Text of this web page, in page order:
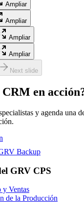
Ampliar
Ampliar
Ampliar
Ampliar
Next slide
en
y agenda una
Backup
GRV CPS
y Ventas
de la Producción